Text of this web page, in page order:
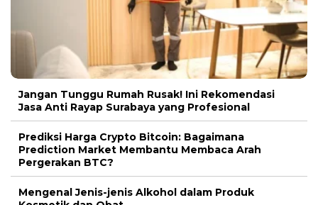
Jangan Tunggu Rumah Rusak! Ini Rekomendasi
Jasa Anti Rayap Surabaya yang Profesional
Prediksi Harga Crypto Bitcoin: Bagaimana
Prediction Market Membantu Membaca Arah
Pergerakan BTC?
Mengenal Jenis-jenis Alkohol dalam Produk